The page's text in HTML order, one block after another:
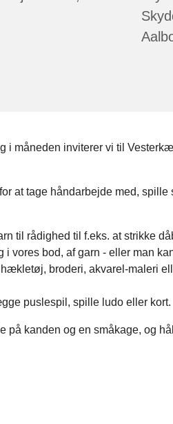
i måneden inviterer vi til
at tage håndarbejde med,
til rådighed til f.eks. at strikke
i vores bod, af garn - eller man
broderi, akvarel-maleri
puslespil, spille ludo eller kort.
på kanden og en småkage, og